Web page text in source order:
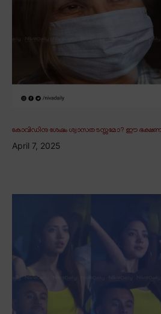
കോവിഡിനു ശേഷം ശ്വാസതടസ്സമോ? ഈ
April 7, 2025